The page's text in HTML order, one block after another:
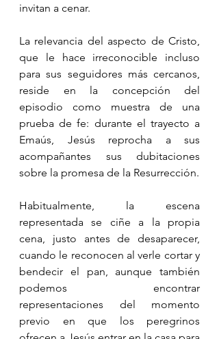
invitan a cenar.
La relevancia del aspecto de Cristo,
que le hace irreconocible incluso
para sus seguidores más cercanos,
reside en la concepción del
episodio como muestra de una
prueba de fe: durante el trayecto a
Emaús, Jesús reprocha a sus
acompañantes sus dubitaciones
sobre la promesa de la Resurrección.
Habitualmente, la escena
representada se ciñe a la propia
cena, justo antes de desaparecer,
cuando le reconocen al verle cortar y
bendecir el pan, aunque también
podemos encontrar
representaciones del momento
previo en que los peregrinos